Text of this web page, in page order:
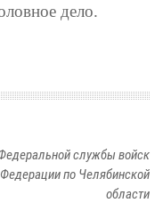
дело.
службы войск
по Челябинской
области